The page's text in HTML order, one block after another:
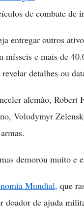
de combate de
entregar outros
mísseis e mais de
detalhes ou
alemão, Robert
Volodymyr
demorou muito e
Mundial, que
doador de ajuda